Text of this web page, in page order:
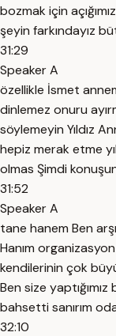
bozmak için
şeyin farkındayız
31:29
Speaker A
özellikle İsmet
dinlemez onuru
söylemeyin Yıldız
hepiz merak etme
olmas Şimdi
31:52
Speaker A
tane hanem Ben
Hanım
kendilerinin çok
Ben size
bahsetti sanırım
32:10